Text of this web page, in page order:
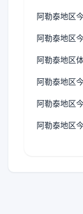
阿勒泰地区
阿勒泰地区
阿勒泰地区
阿勒泰地区
阿勒泰地区
阿勒泰地区